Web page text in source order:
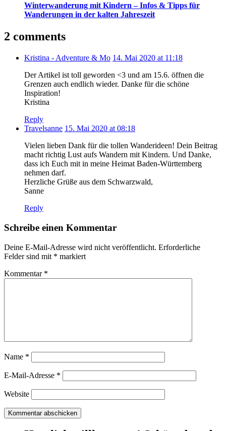
Winterwanderung mit Kindern – Infos & Tipps für
Wanderungen in der kalten Jahreszeit
2 comments
Kristina - Adventure & Mo 14. Mai 2020 at 11:18
Der Artikel ist toll geworden <3 und am 15.6. öffnen die
Grenzen auch endlich wieder. Danke für die schöne
Inspiration!
Kristina
Reply
Travelsanne 15. Mai 2020 at 08:18
Vielen lieben Dank für die tollen Wanderideen! Dein Beitrag
macht richtig Lust aufs Wandern mit Kindern. Und Danke,
dass ich Euch mit in meine Heimat Baden-Württemberg
nehmen darf.
Herzliche Grüße aus dem Schwarzwald,
Sanne
Reply
Schreibe einen Kommentar
Deine E-Mail-Adresse wird nicht veröffentlicht. Erforderliche
Felder sind mit * markiert
Kommentar *
Name *
E-Mail-Adresse *
Website